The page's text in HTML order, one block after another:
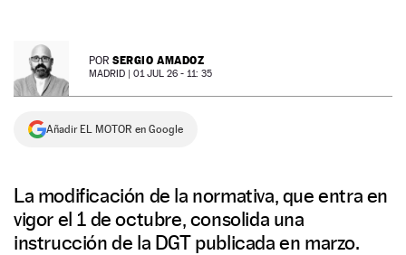
SÍGUENOS
POR SERGIO AMADOZ
MADRID | 01 JUL 26 - 11: 35
Añadir EL MOTOR en Google
La modificación de la normativa, que entra en
vigor el 1 de octubre, consolida una
instrucción de la DGT publicada en marzo.